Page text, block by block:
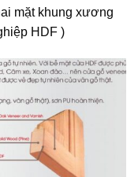
mặt khung xương
HDF )